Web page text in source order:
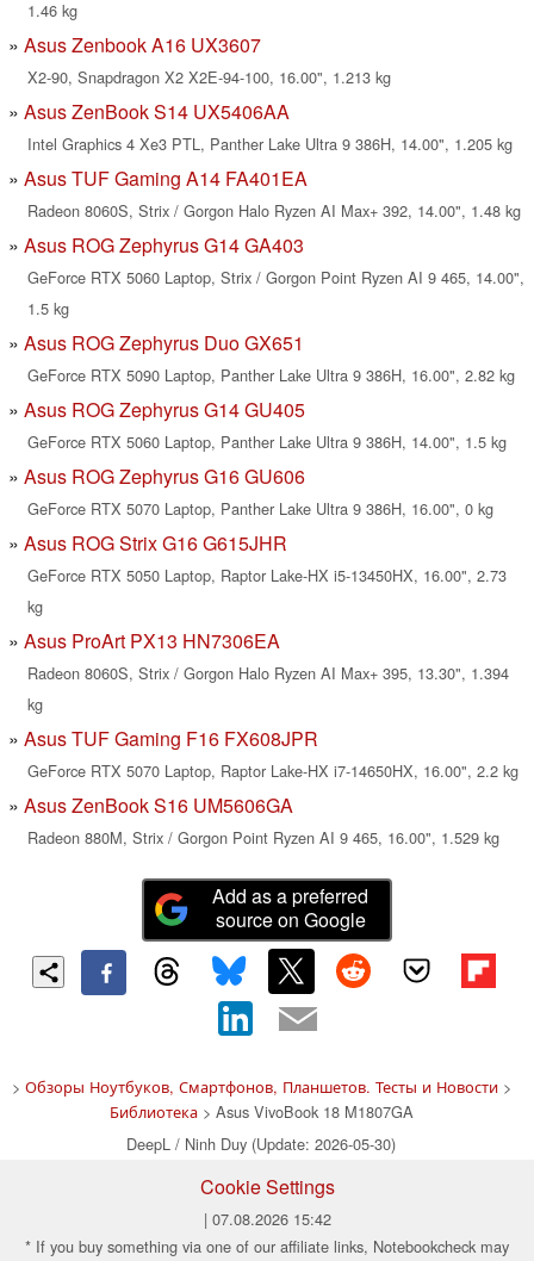
1.46 kg
Asus Zenbook A16 UX3607
X2-90, Snapdragon X2 X2E-94-100, 16.00", 1.213 kg
Asus ZenBook S14 UX5406AA
Intel Graphics 4 Xe3 PTL, Panther Lake Ultra 9 386H, 14.00", 1.205 kg
Asus TUF Gaming A14 FA401EA
Radeon 8060S, Strix / Gorgon Halo Ryzen AI Max+ 392, 14.00", 1.48 kg
Asus ROG Zephyrus G14 GA403
GeForce RTX 5060 Laptop, Strix / Gorgon Point Ryzen AI 9 465, 14.00",
1.5 kg
Asus ROG Zephyrus Duo GX651
GeForce RTX 5090 Laptop, Panther Lake Ultra 9 386H, 16.00", 2.82 kg
Asus ROG Zephyrus G14 GU405
GeForce RTX 5060 Laptop, Panther Lake Ultra 9 386H, 14.00", 1.5 kg
Asus ROG Zephyrus G16 GU606
GeForce RTX 5070 Laptop, Panther Lake Ultra 9 386H, 16.00", 0 kg
Asus ROG Strix G16 G615JHR
GeForce RTX 5050 Laptop, Raptor Lake-HX i5-13450HX, 16.00", 2.73
kg
Asus ProArt PX13 HN7306EA
Radeon 8060S, Strix / Gorgon Halo Ryzen AI Max+ 395, 13.30", 1.394
kg
Asus TUF Gaming F16 FX608JPR
GeForce RTX 5070 Laptop, Raptor Lake-HX i7-14650HX, 16.00", 2.2 kg
Asus ZenBook S16 UM5606GA
Radeon 880M, Strix / Gorgon Point Ryzen AI 9 465, 16.00", 1.529 kg
Add as a preferred
source on Google
> Обзоры Ноутбуков, Смартфонов, Планшетов. Тесты и Новости>
Библиотека> Asus VivoBook 18 M1807GA
DeepL / Ninh Duy (Update: 2026-05-30)
Cookie Settings
| 07.08.2026 15:42
* If you buy something via one of our affiliate links, Notebookcheck may